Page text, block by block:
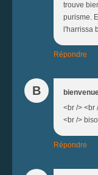
trouve
purisme.
l'harrissa
Répondre
B
<br /> <br
<br />
Répondre